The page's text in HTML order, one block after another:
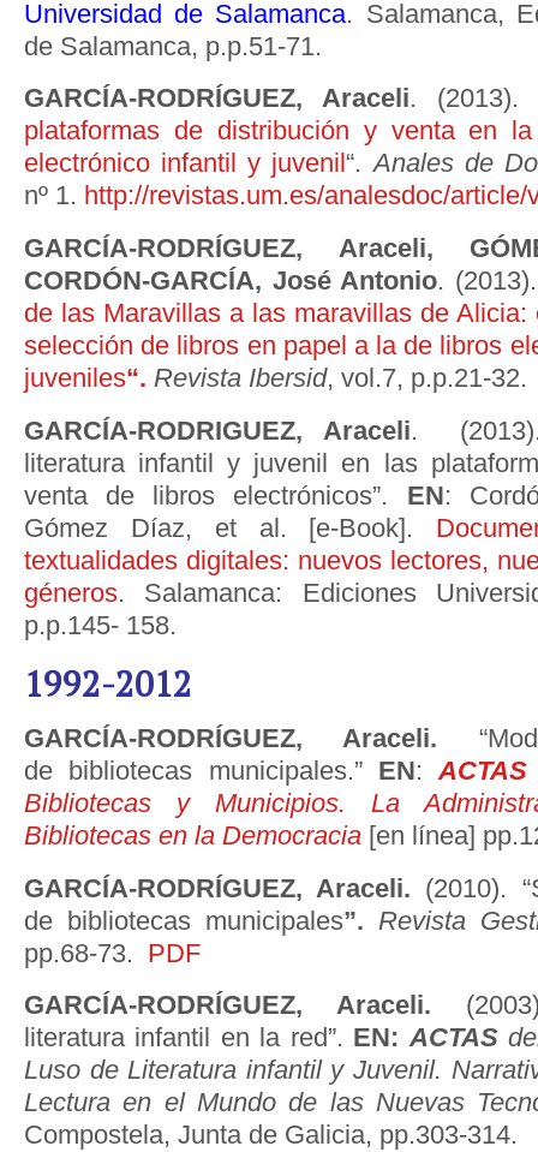
Universidad de Salamanca. Salamanca,
de Salamanca, p.p.51-71.
GARCÍA-RODRÍGUEZ, Araceli.
plataformas de distribución y venta en
electrónico infantil y juvenil“.Anales de
nº 1. http://revistas.um.es/analesdoc/article/
GARCÍA-RODRÍGUEZ, Araceli,
CORDÓN-GARCÍA, José Antonio.
de las Maravillas a las maravillas de
selección de libros en papel a la de libros
juveniles“. Revista Ibersid, vol.7, p.p.21-32.
GARCÍA-RODRIGUEZ, Araceli.
literatura infantil y juvenil en las
venta de libros electrónicos”. EN:
Gómez Díaz, et al. [e-Book].
textualidades digitales: nuevos lectores,
géneros. Salamanca: Ediciones
p.p.145- 158.
1992-2012
GARCÍA-RODRÍGUEZ, Araceli.
de bibliotecas municipales.”EN: ACTAS
Bibliotecas y Municipios. La
Bibliotecas en la Democracia [en línea]
GARCÍA-RODRÍGUEZ, Araceli. (2010).
de bibliotecas municipales”. Revista
pp.68-73. PDF
GARCÍA-RODRÍGUEZ, Araceli.
literatura infantil en la red”. EN: ACTAS
Luso de Literatura infantil y Juvenil.
Lectura en el Mundo de las Nuevas
Compostela, Junta de Galicia, pp.303-314.